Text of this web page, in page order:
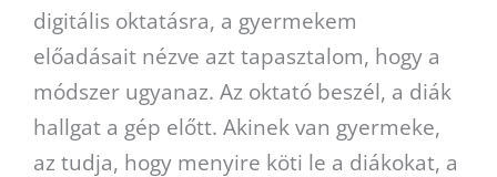
digitális oktatásra, a gyermekem
előadásait nézve azt tapasztalom, hogy a
módszer ugyanaz. Az oktató beszél, a diák
hallgat a gép előtt. Akinek van gyermeke,
az tudja, hogy menyire köti le a diákokat, a